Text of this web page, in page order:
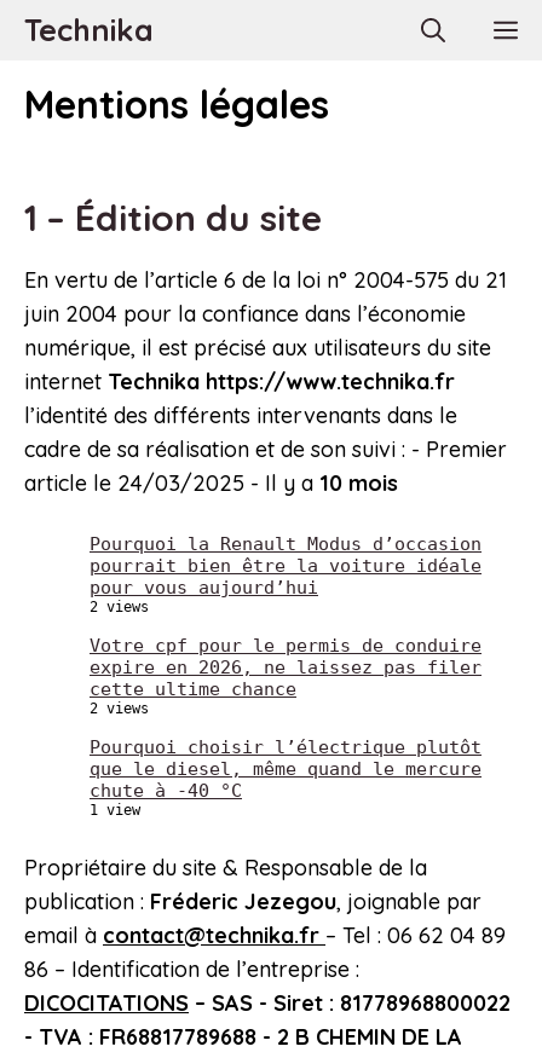
AllerTechnika
Mentions légales
1 – Édition du site
En vertu de l’article 6 de la loi n° 2004-575 du 21
juin 2004 pour la confiance dans l’économie
numérique, il est précisé aux utilisateurs du site
internet Technika https://www.technika.fr
l’identité des différents intervenants dans le
cadre de sa réalisation et de son suivi : - Premier
article le 24/03/2025 - Il y a 10 mois
Pourquoi la Renault Modus d’occasion
pourrait bien être la voiture idéale
pour vous aujourd’hui
2 views
Votre cpf pour le permis de conduire
expire en 2026, ne laissez pas filer
cette ultime chance
2 views
Pourquoi choisir l’électrique plutôt
que le diesel, même quand le mercure
chute à -40 °C
1 view
Propriétaire du site & Responsable de la
publication : Fréderic Jezegou, joignable par
email à contact@technika.fr – Tel : 06 62 04 89
86 – Identification de l’entreprise :
DICOCITATIONS – SAS - Siret : 81778968800022
- TVA : FR68817789688 - 2 B CHEMIN DE LA